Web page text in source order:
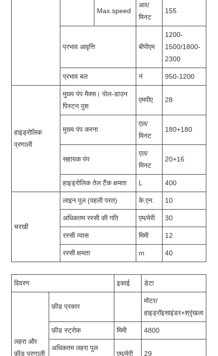
Max.speed
आर/
मिनट
155
प्रभाव आवृत्ति बीपीएम
1200-
1500/1800-
2300
प्रभाव बल नं 950-1200
हाइड्रोलिक
प्रणाली
मुख्य पंप मैक्स। पोल-डाउन
पिस्टन पुश
एमपीए 28
मुख्य पंप करना
एल/
मिनट
180+180
सहायक पंप
एल/
मिनट
20+16
हाइड्रोलिक तेल टैंक क्षमता L 400
चरखी
लाइन पुल (पहली परत) के.एन. 10
अधिकतम रस्सी की गति एम/मेरी 30
रस्सी व्यास मिमी 12
रस्सी क्षमता m 40
विवरण इकाई डेटा
लहरा और
फ़ीड प्रणाली
फ़ीड प्रकार
मोटर/
हाइड्रॉइसाइंडर+श्रृंखला
फ़ीड स्ट्रोक मिमी 4800
अधिकतम लहरा पुल
एम/मेरी 29